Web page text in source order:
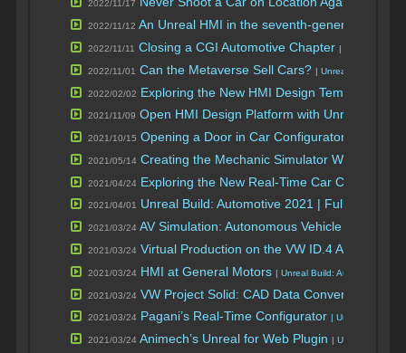
2022/11/17
2022/11/12 An Unreal HMI in the seventh-generation
2022/11/11 Closing a CGI Automotive Chapter | Unreal Fest
2022/11/01 Can the Metaverse Sell Cars? | Unreal Fest 2022
2022/02/02 Exploring the New HMI Design Template in
2021/11/09 Open HMI Design Platform with Unreal Engine
2021/10/15 Opening a Door in Car Configurators | Tips &
2021/05/14 Creating the Mechanic Simulator Wrench
2021/04/24 Exploring the New Real-Time Car
2021/04/01 Unreal Build: Automotive 2021 | Full Event
2021/03/24 AV Simulation: Autonomous Vehicle Training
2021/03/24 Virtual Production on the VW ID.4 Ad
2021/03/24 HMI at General Motors | Unreal Build: Automotive
2021/03/24 VW Project Solid: CAD Data Conversion
2021/03/24 Pagani’s Real-Time Configurator | Unreal Build:
2021/03/24 Animech’s Unreal for Web Plugin | Unreal Build: